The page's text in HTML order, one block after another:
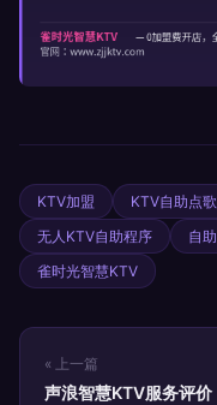
KTV加盟 KTV自助点
无人KTV自助程序
自
雀时光智慧KTV
« 上一篇
声浪智慧KTV服务评